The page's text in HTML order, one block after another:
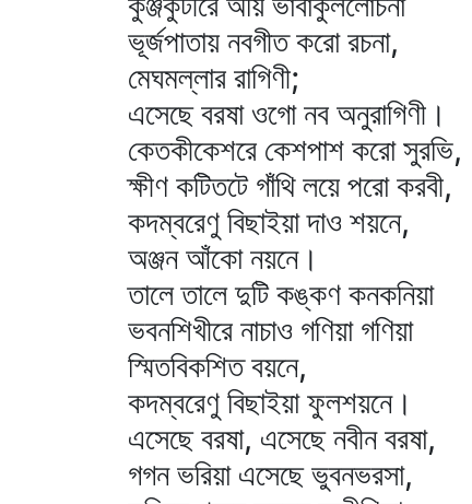
ভূর্জপাতায় নবগীত করো রচনা,
মেঘমল্লার রাগিণী;
এসেছে বরষা ওগো নব অনুরাগিণী।
কেতকীকেশরে কেশপাশ করো সুরভি,
ক্ষীণ কটিতটে গাঁথি লয়ে পরো করবী,
কদম্বরেণু বিছাইয়া দাও শয়নে,
অঞ্জন আঁকো নয়নে।
তালে তালে দুটি কঙ্কণ কনকনিয়া
ভবনশিখীরে নাচাও গণিয়া গণিয়া
স্মিতবিকশিত বয়নে,
কদম্বরেণু বিছাইয়া ফুলশয়নে।
এসেছে বরষা, এসেছে নবীন বরষা,
গগন ভরিয়া এসেছে ভুবনভরসা,